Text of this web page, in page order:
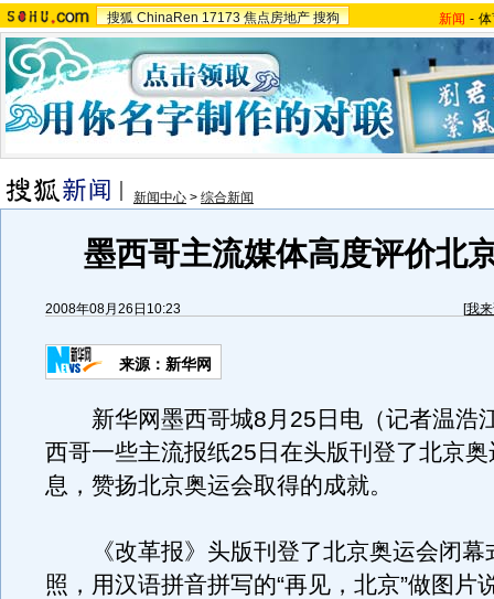
搜狐 ChinaRen 17173 焦点房地产 搜狗 新闻 -
新闻中心 > 综合新闻
墨西哥主流媒体高度评价北
2008年08月26日10:23 [我
来源：新华网
新华网墨西哥城8月25日电（记者温浩
西哥一些主流报纸25日在头版刊登了北京
息，赞扬北京奥运会取得的成就。
《改革报》头版刊登了北京奥运会闭幕
照，用汉语拼音拼写的“再见，北京”做图片